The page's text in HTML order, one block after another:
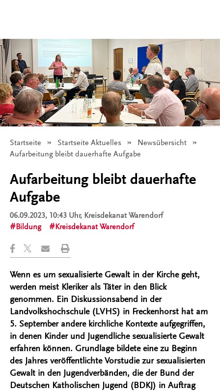
Startseite Startseite Aktuelles
Newsübersicht
Angezeigt:
Aufarbeitung bleibt dauerhafte Aufgabe
Aufarbeitung bleibt dauerhafte
Aufgabe
06.09.2023, 10:43 Uhr, Kreisdekanat Warendorf
Bildung
Kreisdekanat Warendorf
Wenn es um sexualisierte Gewalt in der Kirche geht,
werden meist Kleriker als Täter in den Blick
genommen. Ein Diskussionsabend in der
Landvolkshochschule (LVHS) in Freckenhorst hat am
5. September andere kirchliche Kontexte aufgegriffen,
in denen Kinder und Jugendliche sexualisierte Gewalt
erfahren können. Grundlage bildete eine zu Beginn
des Jahres veröffentlichte Vorstudie zur sexualisierten
Gewalt in den Jugendverbänden, die der Bund der
Deutschen Katholischen Jugend (BDKJ) in Auftrag